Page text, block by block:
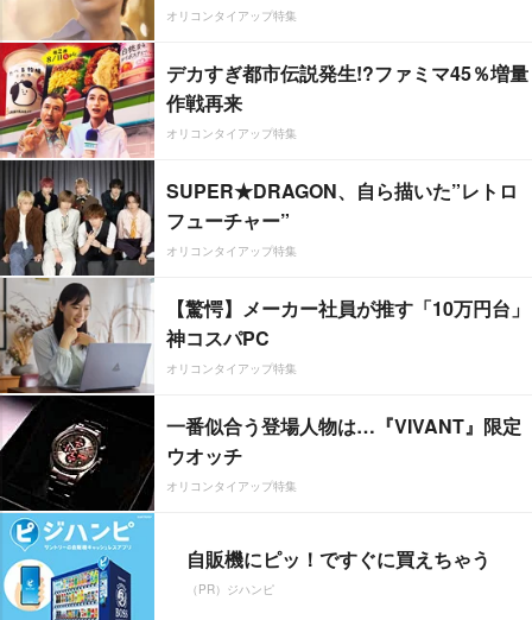
オリコンタイアップ特集
デカすぎ都市伝説発生!?ファミマ45％増量
作戦再来
オリコンタイアップ特集
SUPER★DRAGON、自ら描いた”レトロ
フューチャー”
オリコンタイアップ特集
【驚愕】メーカー社員が推す「10万円台」
神コスパPC
オリコンタイアップ特集
一番似合う登場人物は…『VIVANT』限定
ウオッチ
オリコンタイアップ特集
自販機にピッ！ですぐに買えちゃう
（PR）ジハンピ